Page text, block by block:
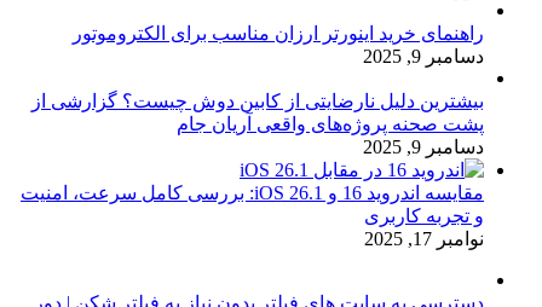
راهنمای خرید اینورتر ارزان مناسب برای الکتروموتور
دسامبر 9, 2025
بیشترین دلیل نارضایتی از کابین دوش چیست؟ گزارشی از
پشت صحنه پروژه‌های واقعی آریان جام
دسامبر 9, 2025
مقایسه اندروید 16 و iOS 26.1: بررسی کامل سرعت، امنیت
و تجربه کاربری
نوامبر 17, 2025
دسترسی به سایت های فیلتر بدون نیاز به فیلتر شکن | دور